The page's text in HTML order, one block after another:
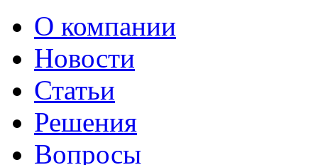
О компании
Новости
Статьи
Решения
Вопросы